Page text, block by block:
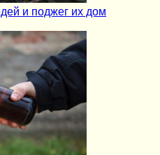
и поджег их дом